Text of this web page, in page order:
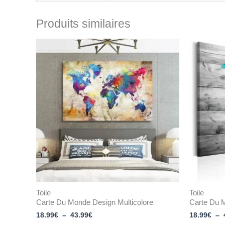
Produits similaires
Toile
Carte Du Monde Design Multicolore
18.99€ – 43.99€
Plage
de
prix :
18.99€
à
43.99€
Toile
Carte Du
18.99€ –